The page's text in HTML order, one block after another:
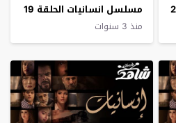
مسلسل انسانيات الحلقة 19
منذ 3 سنوات